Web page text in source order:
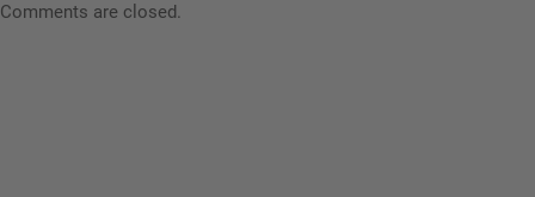
Comments are closed.